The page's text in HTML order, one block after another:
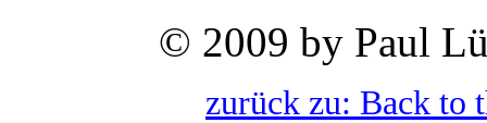
© 2009 by Paul
zurück zu: Back to